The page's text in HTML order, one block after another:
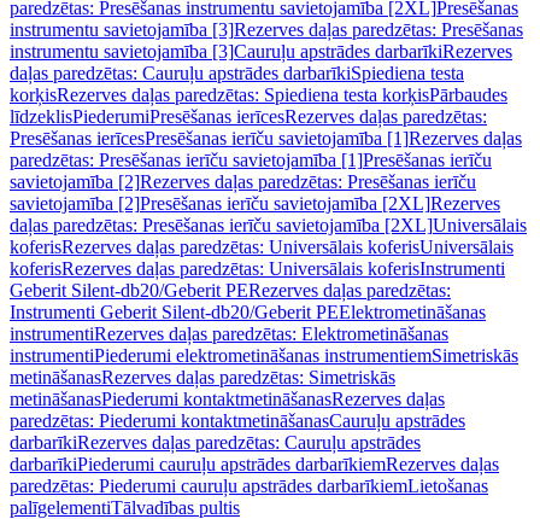
paredzētas: Presēšanas instrumentu savietojamība [2XL]Presēšanas
instrumentu savietojamība [3]Rezerves daļas paredzētas: Presēšanas
instrumentu savietojamība [3]Cauruļu apstrādes darbarīkiRezerves
daļas paredzētas: Cauruļu apstrādes darbarīkiSpiediena testa
korķisRezerves daļas paredzētas: Spiediena testa korķisPārbaudes
līdzeklisPiederumiPresēšanas ierīcesRezerves daļas paredzētas:
Presēšanas ierīcesPresēšanas ierīču savietojamība [1]Rezerves daļas
paredzētas: Presēšanas ierīču savietojamība [1]Presēšanas ierīču
savietojamība [2]Rezerves daļas paredzētas: Presēšanas ierīču
savietojamība [2]Presēšanas ierīču savietojamība [2XL]Rezerves
daļas paredzētas: Presēšanas ierīču savietojamība [2XL]Universālais
koferisRezerves daļas paredzētas: Universālais koferisUniversālais
koferisRezerves daļas paredzētas: Universālais koferisInstrumenti
Geberit Silent-db20/Geberit PERezerves daļas paredzētas:
Instrumenti Geberit Silent-db20/Geberit PEElektrometināšanas
instrumentiRezerves daļas paredzētas: Elektrometināšanas
instrumentiPiederumi elektrometināšanas instrumentiemSimetriskās
metināšanasRezerves daļas paredzētas: Simetriskās
metināšanasPiederumi kontaktmetināšanasRezerves daļas
paredzētas: Piederumi kontaktmetināšanasCauruļu apstrādes
darbarīkiRezerves daļas paredzētas: Cauruļu apstrādes
darbarīkiPiederumi cauruļu apstrādes darbarīkiemRezerves daļas
paredzētas: Piederumi cauruļu apstrādes darbarīkiemLietošanas
palīgelementiTālvadības pultis